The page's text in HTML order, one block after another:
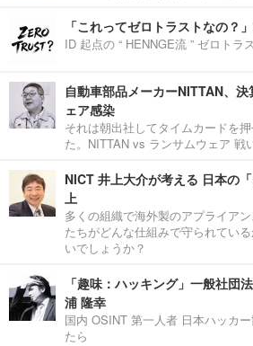
「これってゼロトラストなの？
ID 起点の “ HENNGE流 ” ゼロトラ
自動車部品メーカーNITTAN、
ェア感染
それは朝出社してタイムカードを
た。NITTAN vs ランサムウェア 戦
NICT 井上大介が考える 日本の
上
多くの組織で海外製のアプライア
たちがどんな仕組みで守られてい
いでしょうか？
「趣味：ハッキング」一般社団
浦 隆幸
国内 OSINT 第一人者 日本ハッカ
たら